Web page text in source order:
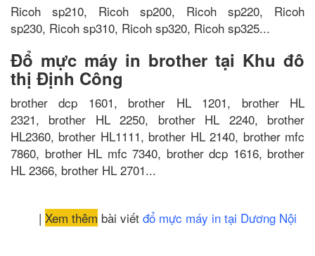
Ricoh sp210, Ricoh sp200, Ricoh sp220, Ricoh
sp230, Ricoh sp310, Ricoh sp320, Ricoh sp325...
Đổ mực máy in brother tại Khu đô
thị Định Công
brother dcp 1601, brother HL 1201, brother HL
2321, brother HL 2250, brother HL 2240, brother
HL2360, brother HL1111, brother HL 2140, brother mfc
7860, brother HL mfc 7340, brother dcp 1616, brother
HL 2366, brother HL 2701...
| Xem thêm bài viết đổ mực máy in tại Dương Nội